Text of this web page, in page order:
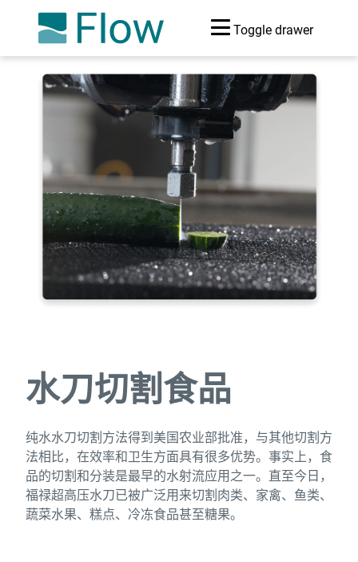
Toggle drawer
水刀切割食品
纯水水刀切割方法得到美国农业部批准，与其他切割方
法相比，在效率和卫生方面具有很多优势。事实上，食
品的切割和分装是最早的水射流应用之一。直至今日，
福禄超高压水刀已被广泛用来切割肉类、家禽、鱼类、
蔬菜水果、糕点、冷冻食品甚至糖果。